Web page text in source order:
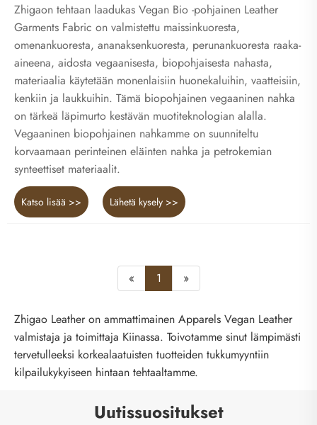
Zhigaon tehtaan laadukas Vegan Bio -pohjainen Leather
Garments Fabric on valmistettu maissinkuoresta,
omenankuoresta, ananaksenkuoresta, perunankuoresta raaka-
aineena, aidosta vegaanisesta, biopohjaisesta nahasta,
materiaalia käytetään monenlaisiin huonekaluihin, vaatteisiin,
kenkiin ja laukkuihin. Tämä biopohjainen vegaaninen nahka
on tärkeä läpimurto kestävän muotiteknologian alalla.
Vegaaninen biopohjainen nahkamme on suunniteltu
korvaamaan perinteinen eläinten nahka ja petrokemian
synteettiset materiaalit.
Katso lisää >> Lähetä kysely >>
« 1 »
Zhigao Leather on ammattimainen Apparels Vegan Leather
valmistaja ja toimittaja Kiinassa. Toivotamme sinut lämpimästi
tervetulleeksi korkealaatuisten tuotteiden tukkumyyntiin
kilpailukykyiseen hintaan tehtaaltamme.
Uutissuositukset